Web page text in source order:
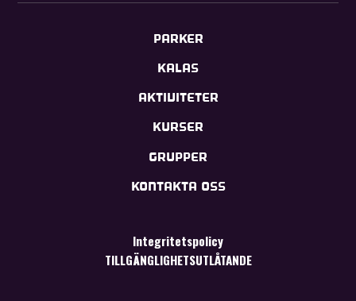
PARKER
KALAS
AKTIVITETER
KURSER
GRUPPER
KONTAKTA OSS
Integritetspolicy
TILLGÄNGLIGHETSUTLÅTANDE